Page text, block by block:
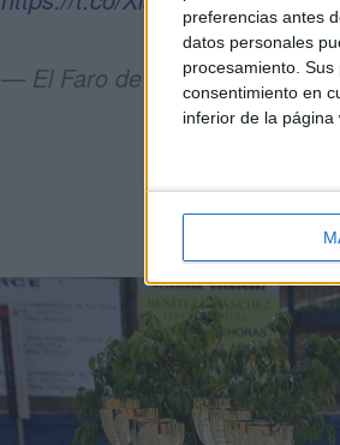
preferencias antes
datos personales
procesamiento.
consentimiento en
inferior de la página
— El Faro de Ceuta